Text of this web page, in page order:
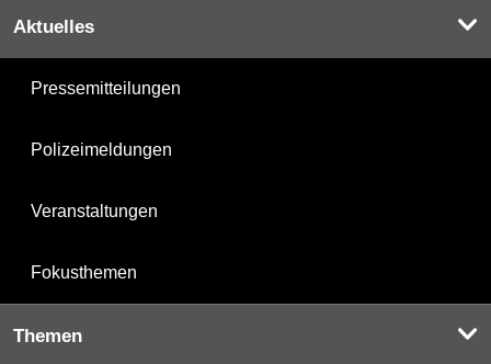
Aktuelles
Pressemitteilungen
Polizeimeldungen
Veranstaltungen
Fokusthemen
Themen